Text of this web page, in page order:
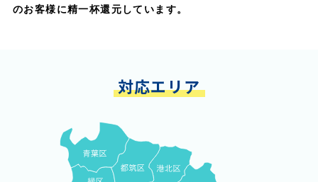
のお客様に精一杯還元しています。
対応エリア